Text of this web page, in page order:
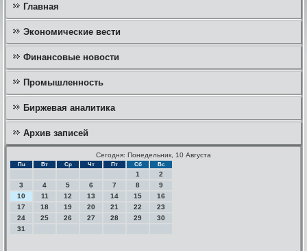
Главная
Экономические вести
Финансовые новости
Промышленность
Биржевая аналитика
Архив записей
Сегодня: Понедельник, 10 Августа
Пн Вт Ср Чт Пт Сб Вс
1
2
3
4 5 6 7 8
9
10
11 12 13 14 15
16
17
18 19 20 21 22
23
24
25 26 27 28 29
30
31